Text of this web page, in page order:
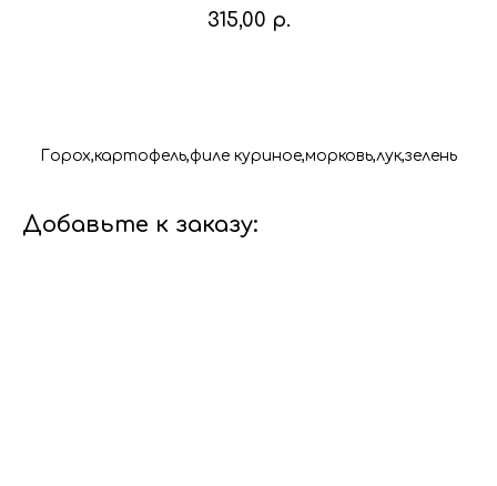
315,00 р.
Горох,картофель,филе куриное,морковь,лук,зелень
Добавьте к заказу: